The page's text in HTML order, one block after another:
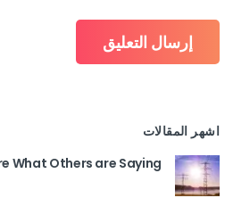
اشهر المقالات
What Others are Saying